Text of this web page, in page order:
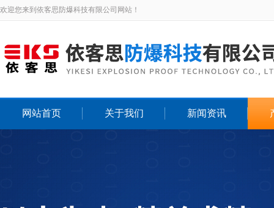
欢迎您来到依客思防爆科技有限公司网站！
网站首页 关于我们 新闻资讯